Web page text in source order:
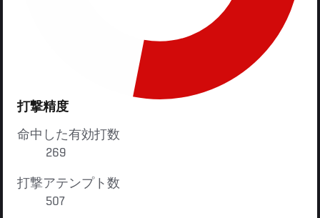
打撃精度
命中した有効打数
269
打撃アテンプト数
507